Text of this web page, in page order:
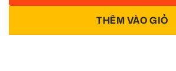
THÊM VÀO GIỎ